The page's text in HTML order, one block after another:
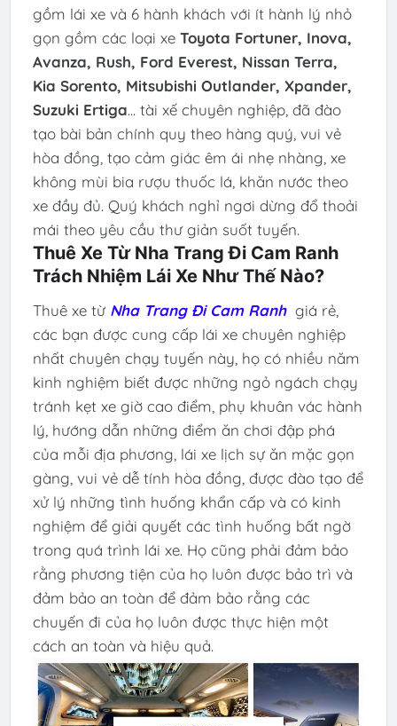
gồm lái xe và 6 hành khách với ít hành lý nhỏ
gọn gồm các loại xe Toyota Fortuner, Inova,
Avanza, Rush, Ford Everest, Nissan Terra,
Kia Sorento, Mitsubishi Outlander, Xpander,
Suzuki Ertiga... tài xế chuyên nghiệp, đã đào
tạo bài bản chính quy theo hàng quý, vui vẻ
hòa đồng, tạo cảm giác êm ái nhẹ nhàng, xe
không mùi bia rượu thuốc lá, khăn nước theo
xe đầy đủ. Quý khách nghỉ ngơi dừng đổ thoải
mái theo yêu cầu thư giản suốt tuyến.
Thuê Xe Từ Nha Trang Đi Cam Ranh
Trách Nhiệm Lái Xe Như Thế Nào?
Thuê xe từ Nha Trang Đi Cam Ranh giá rẻ,
các bạn được cung cấp lái xe chuyên nghiệp
nhất chuyên chạy tuyến này, họ có nhiều năm
kinh nghiệm biết được những ngỏ ngách chạy
tránh kẹt xe giờ cao điểm, phụ khuân vác hành
lý, hướng dẫn những điểm ăn chơi đập phá
của mỗi địa phương, lái xe lịch sự ăn mặc gọn
gàng, vui vẻ dễ tính hòa đồng, được đào tạo để
xử lý những tình huống khẩn cấp và có kinh
nghiệm để giải quyết các tình huống bất ngờ
trong quá trình lái xe. Họ cũng phải đảm bảo
rằng phương tiện của họ luôn được bảo trì và
đảm bảo an toàn để đảm bảo rằng các
chuyến đi của họ luôn được thực hiện một
cách an toàn và hiệu quả.